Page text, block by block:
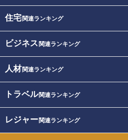
住宅関連ランキング
ビジネス 関連ランキング
人材関連ランキング
トラベル関連ランキング
レジャー関連ランキング